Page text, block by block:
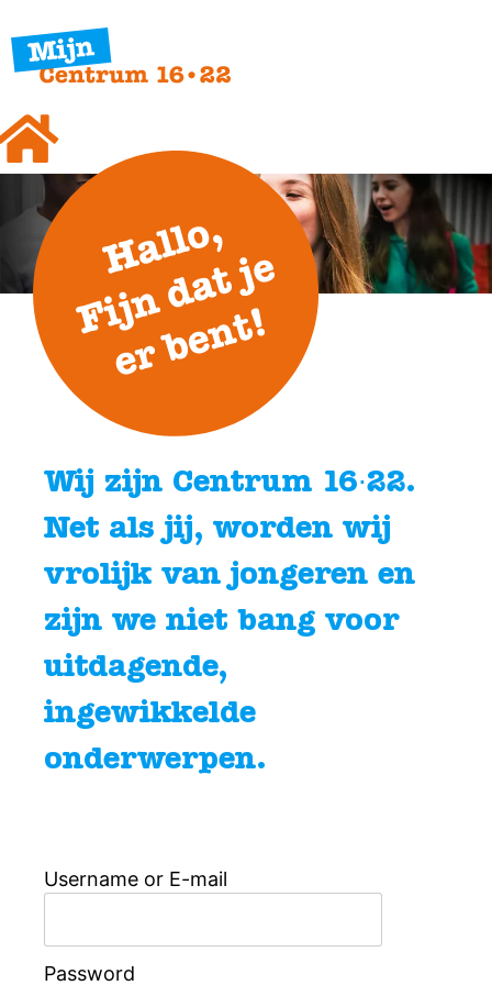
Wij zijn Centrum 16∙22.
Net als jij, worden wij
vrolijk van jongeren en
zijn we niet bang voor
uitdagende,
ingewikkelde
onderwerpen.
Username or E-mail
Password